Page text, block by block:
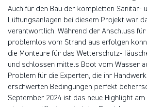
Auch für den Bau der kompletten Sanitär-
Lüftungsanlagen bei diesem Projekt war
verantwortlich. Während der Anschluss für
problemlos vom Strand aus erfolgen
die Monteure für das Wetterschutz-
und schlossen mittels Boot vom Wasser
Problem für die Experten, die ihr
erschwerten Bedingungen perfekt
September 2024 ist das neue Highlight